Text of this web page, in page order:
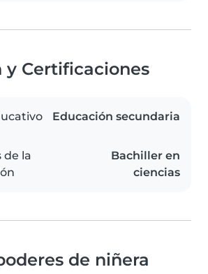
y Certificaciones
Educación secundaria
de la
Bachiller en
ciencias
de niñera